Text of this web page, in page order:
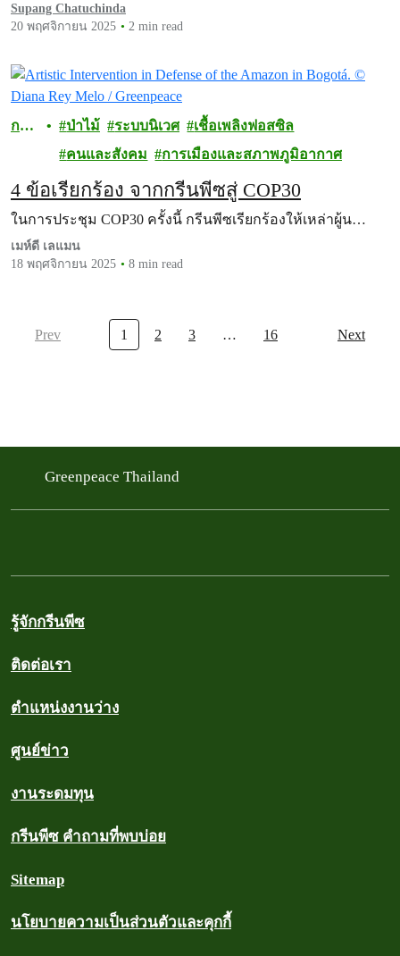
Supang Chatuchinda
20 พฤศจิกายน 2025
2 min read
กรี
ป่าไม้ ระบบนิเวศ
เชื้อเพลิงฟอสซิล
คนและสังคม
การเมืองและสภาพภูมิอากาศ
4 ข้อเรียกร้อง จากกรีนพีซสู่ COP30
ในการประชุม COP30 ครั้งนี้ กรีนพีซเรียกร้องให้เหล่าผู้น…
เมห์ดี เลแมน
18 พฤศจิกายน 2025
8 min read
Prev 1 2 3 … 16 Next
Greenpeace Thailand
รู้จักกรีนพีซ
ติดต่อเรา
ตำแหน่งงานว่าง
ศูนย์ข่าว
งานระดมทุน
กรีนพีซ คำถามที่พบบ่อย
Sitemap
นโยบายความเป็นส่วนตัวและคุกกี้